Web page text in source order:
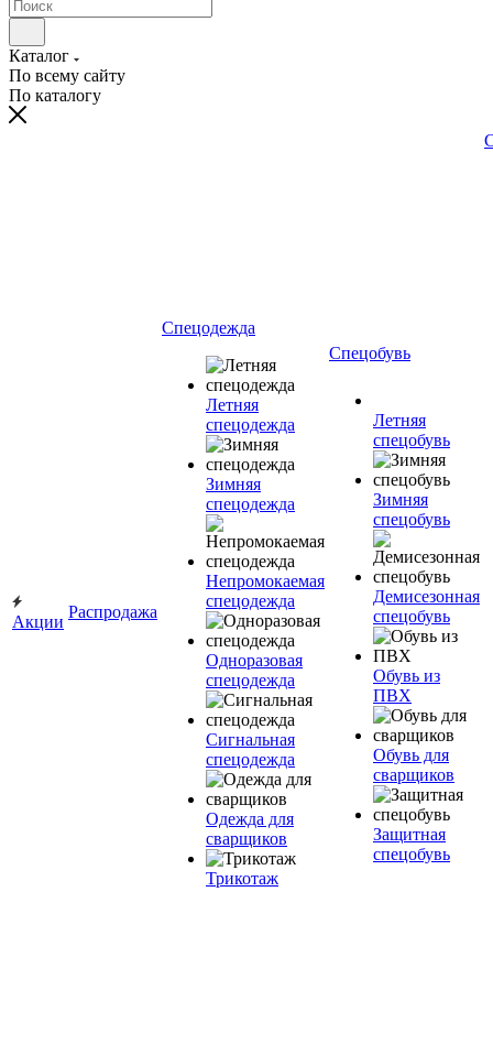
Каталог
По всему сайту
По каталогу
Акции
Распродажа
Спецодежда
Летняя
спецодежда
Зимняя
спецодежда
Непромокаемая
спецодежда
Одноразовая
спецодежда
Сигнальная
спецодежда
Одежда для
сварщиков
Трикотаж
Спецобувь
Летняя
спецобувь
Зимняя
спецобувь
Демисезонная
спецобувь
Обувь из
ПВХ
Обувь для
сварщиков
Защитная
спецобувь